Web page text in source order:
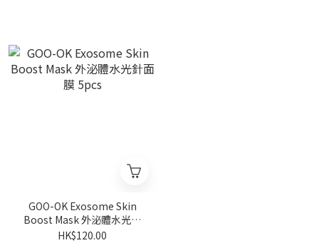
GOO-OK Exosome Skin
Boost Mask 外泌體水光針
面膜 5pcs
HK$120.00